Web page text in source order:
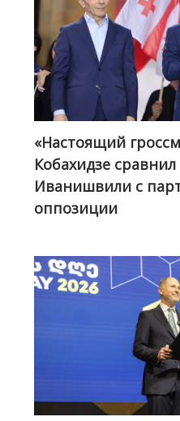
@ქართული ოცნება /
«Настоящий
Кобахидзе сравнил
Иванишвили с
оппозиции